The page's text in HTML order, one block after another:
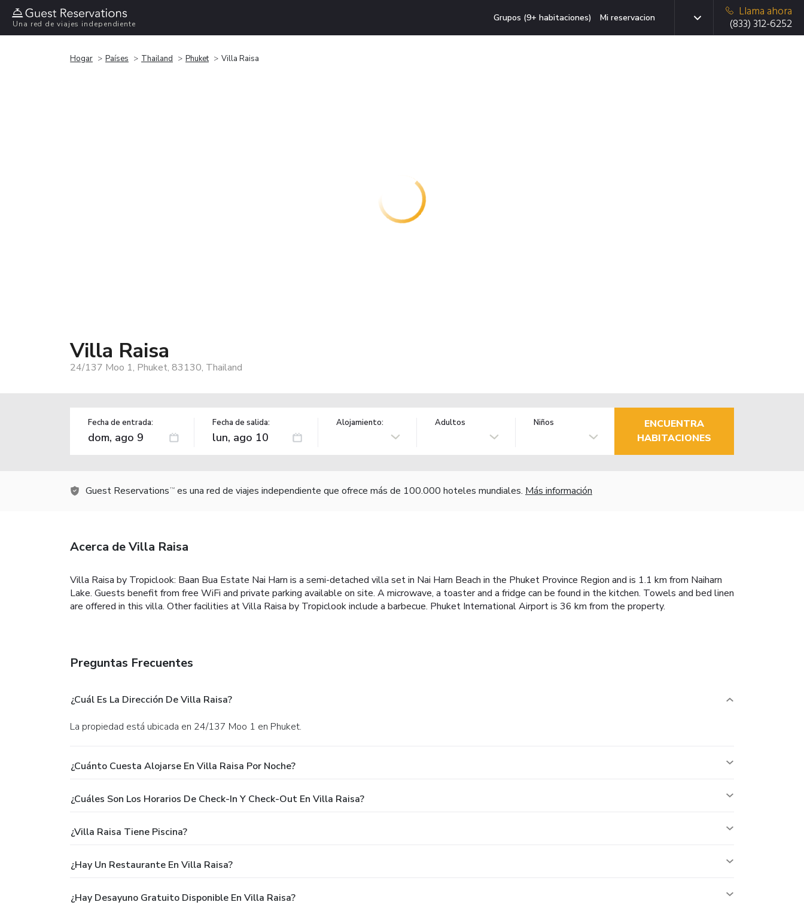
Una red de viajes independiente
Grupos (9+ habitaciones) Mi reservacion
Llama ahora
(833) 312-6252
Hogar Países Thailand Phuket Villa Raisa
Villa Raisa
24/137 Moo 1, Phuket, 83130, Thailand
Fecha de entrada: Fecha de salida: Alojamiento: Adultos Niños
ENCUENTRA
HABITACIONES
Guest Reservations TM es una red de viajes independiente que ofrece más de 100.000 hoteles mundiales. Más información
Acerca de Villa Raisa
Villa Raisa by Tropiclook: Baan Bua Estate Nai Harn is a semi-detached villa set in Nai Harn Beach in the Phuket Province Region and is 1.1 km from Naiharn
Lake. Guests benefit from free WiFi and private parking available on site. A microwave, a toaster and a fridge can be found in the kitchen. Towels and bed linen
are offered in this villa. Other facilities at Villa Raisa by Tropiclook include a barbecue. Phuket International Airport is 36 km from the property.
Preguntas Frecuentes
¿Cuál Es La Dirección De Villa Raisa?
La propiedad está ubicada en 24/137 Moo 1 en Phuket.
¿Cuánto Cuesta Alojarse En Villa Raisa Por Noche?
¿Cuáles Son Los Horarios De Check-In Y Check-Out En Villa Raisa?
¿Villa Raisa Tiene Piscina?
¿Hay Un Restaurante En Villa Raisa?
¿Hay Desayuno Gratuito Disponible En Villa Raisa?